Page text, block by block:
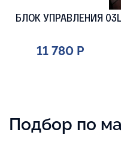
БЛОК УПРАВЛЕНИЯ
11 780 Р
Подбор по